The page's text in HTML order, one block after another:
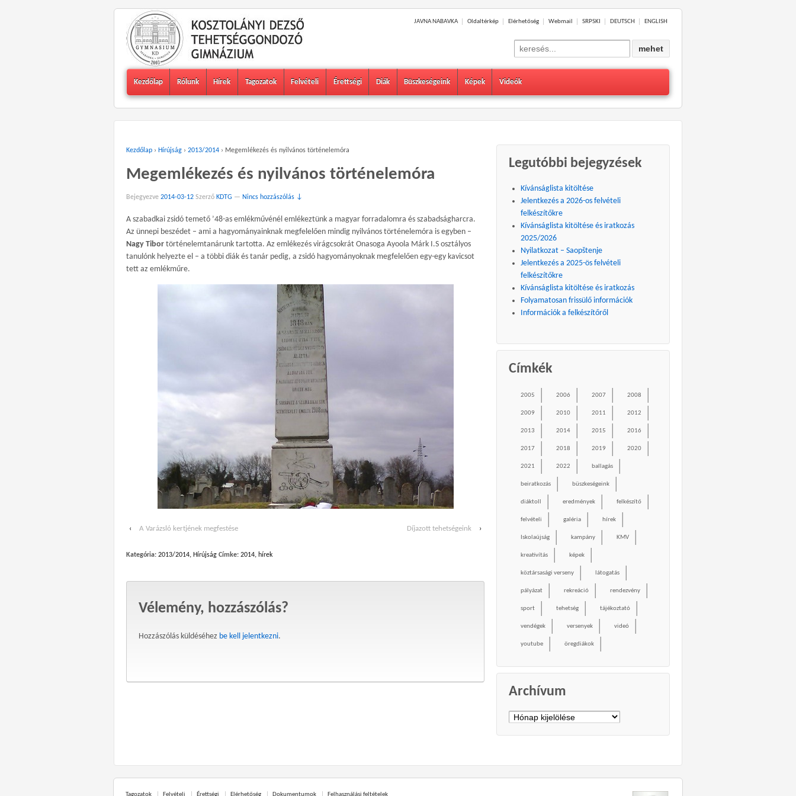
JAVNA NABAVKA Oldaltérkép Elérhetőség Webmail SRPSKI DEUTSCH ENGLISH
Search
for:
Kezdőlap Rólunk Hírek Tagozatok Felvételi Érettségi Diák Büszkeségeink Képek Videók
Kezdőlap › Hírújság › 2013/2014 › Megemlékezés és nyilvános történelemóra
Megemlékezés és nyilvános történelemóra
Bejegyezve 2014-03-12 Szerző KDTG — Nincs hozzászólás ↓
A szabadkai zsidó temető ’48-as emlékművénél emlékeztünk a magyar forradalomra és szabadságharcra.
Az ünnepi beszédet – ami a hagyományainknak megfelelően mindig nyilvános történelemóra is egyben –
Nagy Tibor történelemtanárunk tartotta. Az emlékezés virágcsokrát Onasoga Ayoola Márk I.S osztályos
tanulónk helyezte el – a többi diák és tanár pedig, a zsidó hagyományoknak megfelelően egy-egy kavicsot
tett az emlékműre.
‹ A Varázsló kertjének megfestése Díjazott tehetségeink ›
Kategória: 2013/2014, Hírújság Címke: 2014, hírek
Vélemény, hozzászólás?
Hozzászólás küldéséhez be kell jelentkezni.
Legutóbbi bejegyzések
Kívánságlista kitöltése
Jelentkezés a 2026-os felvételi
felkészítőkre
Kívánságlista kitöltése és iratkozás
2025/2026
Nyilatkozat – Saopštenje
Jelentkezés a 2025-ös felvételi
felkészítőkre
Kívánságlista kitöltése és iratkozás
Folyamatosan frissülő információk
Információk a felkészítőről
Címkék
2005 2006 2007 2008
2009 2010 2011 2012
2013 2014 2015 2016
2017 2018 2019 2020
2021 2022 ballagás
beiratkozás büszkeségeink
diáktoll eredmények felkészítő
felvételi galéria hírek
Iskolaújság kampány KMV
kreativítás képek
köztársasági verseny látogatás
pályázat rekreáció rendezvény
sport tehetség tájékoztató
vendégek versenyek videó
youtube öregdiákok
Archívum
Archívum
Tagozatok Felvételi Érettségi Elérhetőség Dokumentumok Felhasználási feltételek